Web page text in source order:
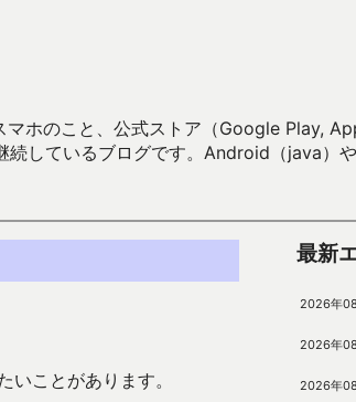
ホのこと、公式ストア（Google Play,
続しているブログです。Android（java
いことがあります。
最新
2026年
2026年
2026年